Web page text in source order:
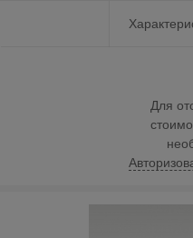
Для